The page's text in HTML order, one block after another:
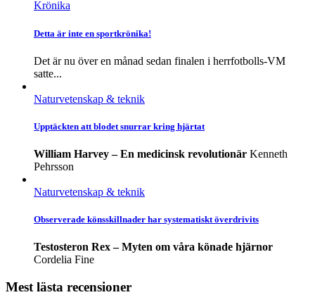
Krönika
Detta är inte en sportkrönika!
Det är nu över en månad sedan finalen i herrfotbolls-VM
satte...
Naturvetenskap & teknik
Upptäckten att blodet snurrar kring hjärtat
William Harvey – En medicinsk revolutionär Kenneth
Pehrsson
Naturvetenskap & teknik
Observerade könsskillnader har systematiskt överdrivits
Testosteron Rex – Myten om våra könade hjärnor
Cordelia Fine
Mest lästa recensioner